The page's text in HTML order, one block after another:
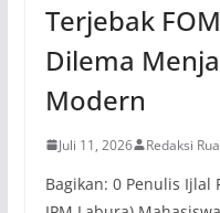
Terjebak
Dilema
Modern
Juli 11, 2026 Redaksi
Bagikan: 0 Penulis Ijlal